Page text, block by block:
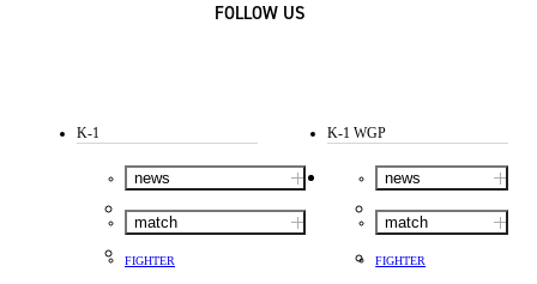
FOLLOW US
K-1
news
match
FIGHTER
K-1 WGP
news
match
FIGHTER